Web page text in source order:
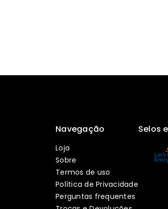
Navegação
Loja
Sobre
Termos de uso
Política de Privacidade
Perguntas frequentes
Selos